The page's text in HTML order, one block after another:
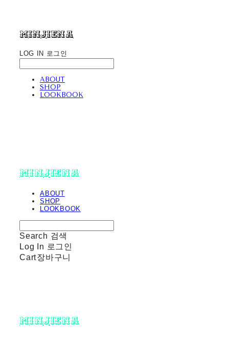
minjiena
LOG IN 로그인
ABOUT
SHOP
LOOKBOOK
minjiena
ABOUT
SHOP
LOOKBOOK
Search 검색
Log In 로그인
Cart장바구니
minjiena